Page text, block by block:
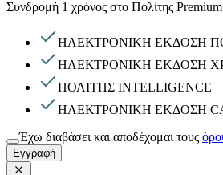
Συνδρομή 1 χρόνος στο Πολίτης Premium
ΗΛΕΚΤΡΟΝΙΚΗ ΕΚΔΟΣΗ
ΗΛΕΚΤΡΟΝΙΚΗ ΕΚΔΟΣΗ
ΠΟΛΙΤΗΣ INTELLIGENCE
ΗΛΕΚΤΡΟΝΙΚΗ ΕΚΔΟΣΗ
Έχω διαβάσει και αποδέχομαι τους
Εγγραφή